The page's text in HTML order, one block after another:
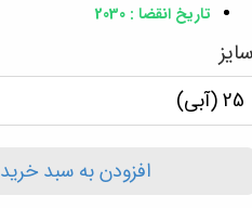
تاریخ انقضا : 2030
25 (آبی)
افزودن به سبد خرید